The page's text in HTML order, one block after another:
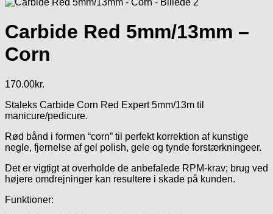
Carbide Red 5mm/13mm –
Corn
170.00kr.
Staleks Carbide Corn Red Expert 5mm/13m til
manicure/pedicure.
Rød bånd i formen “corn” til perfekt korrektion af kunstige
negle, fjernelse af gel polish, gele og tynde forstærkningeer.
Det er vigtigt at overholde de anbefalede RPM-krav; brug ved
højere omdrejninger kan resultere i skade på kunden.
Funktioner: